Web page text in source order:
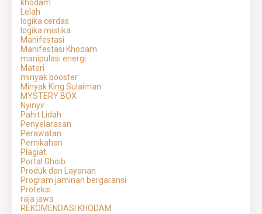
khodam
Lelah
logika cerdas
logika mistika
Manifestasi
Manifestasi Khodam
manipulasi energi
Materi
minyak booster
Minyak King Sulaiman
MYSTERY BOX
Nyinyir
Pahit Lidah
Penyelarasan
Perawatan
Pernikahan
Plagiat
Portal Ghoib
Produk dan Layanan
Program jaminan bergaransi
Proteksi
raja jawa
REKOMENDASI KHODAM